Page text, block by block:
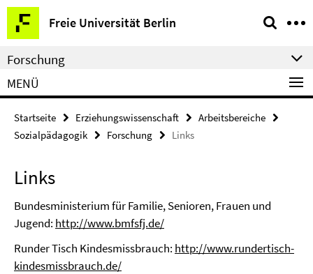
Springe
direkt
zu
Inhalt
Freie Universität Berlin
Service-
Navigation
Forschung
MENÜ
Startseite Erziehungswissenschaft
Arbeitsbereiche
Sozialpädagogik
Forschung Links
Links
Bundesministerium für Familie, Senioren, Frauen und
Jugend: http://www.bmfsfj.de/
Runder Tisch Kindesmissbrauch: http://www.rundertisch-
kindesmissbrauch.de/